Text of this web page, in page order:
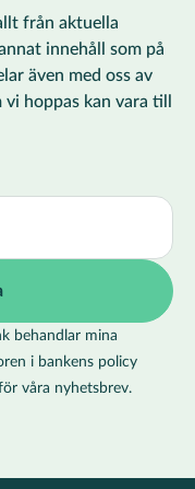
från aktuella
innehåll som på
även med oss av
hoppas kan vara till
behandlar mina
i bankens policy
våra nyhetsbrev.